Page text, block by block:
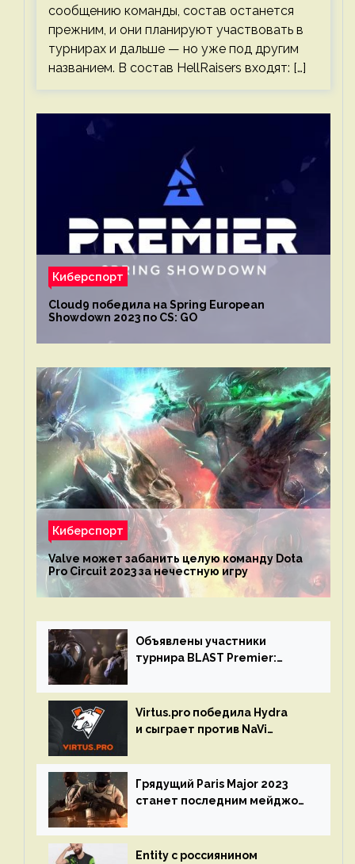
сообщению команды, состав останется
прежним, и они планируют участвовать в
турнирах и дальше — но уже под другим
названием. В состав HellRaisers входят: […]
Киберспорт
Cloud9 победила на Spring European
Showdown 2023 по CS: GO
Киберспорт
Valve может забанить целую команду Dota
Pro Circuit 2023 за нечестную игру
Объявлены участники
турнира BLAST Premier:
Virtus.pro победила Hydra
и сыграет против NaVi
Грядущий Paris Major 2023
станет последним мейджор-
Entity с россиянином